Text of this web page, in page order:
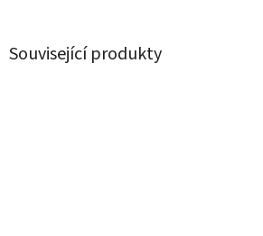
Související produkty